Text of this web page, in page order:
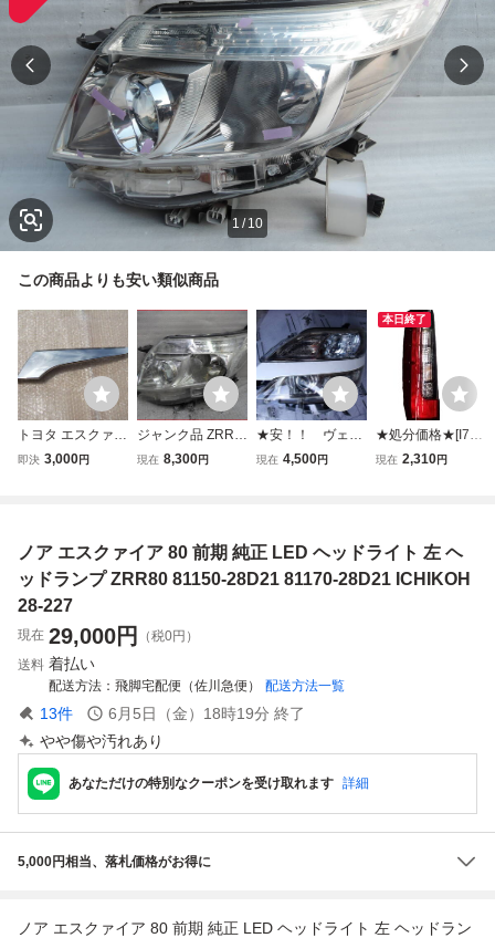
1/ 10
この商品よりも安い類似商品
トヨタ エスクァイ
ア 80 後期 ヘッド
80 53182-28170
53182-28160
即決 3,000円
ジャンク品 ZRR8
0G/ZRR85G 前期
ランプ ランプ
【K】
現在 8,300円
★安！！ ヴェル
ファイア ANH20
現在 4,500円
本日終了
★処分価格★[I7-2-
4]80系 ノア エス
8630 LED点灯確
認済み ZRR85
現在 2,310円
ノア エスクァイア 80 前期 純正 LED ヘッドライト 左 ヘ
ッドランプ ZRR80 81150-28D21 81170-28D21 ICHIKOH
28-227
現在 29,000円
（税0円）
送料 着払い
配送方法 飛脚宅配便（佐川急便） 配送方法一覧
13件 6月5日（金）18時19分 終了
やや傷や汚れあり
あなただけの特別なクーポンを受け取れます 詳細
5,000円相当、落札価格がお得に
ノア エスクァイア 80 前期 純正 LED ヘッドライト 左 ヘッドラン